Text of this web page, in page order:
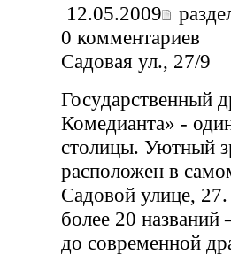
12.05.2009
0 комментариев
Садовая ул., 27/9
Государственный
Комедианта» -
столицы. Уютный
расположен в
Садовой улице,
более 20
до современной